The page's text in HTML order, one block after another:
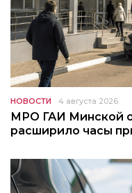
НОВОСТИ 4 августа 2026
МРО ГАИ Минской
расширило часы